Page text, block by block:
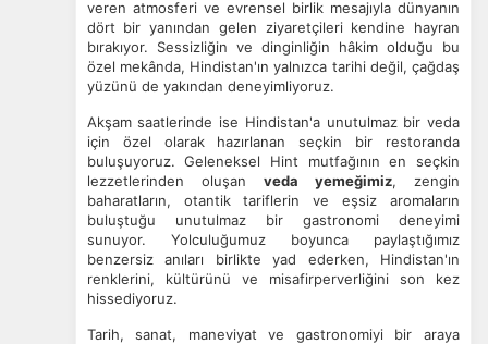
veren atmosferi ve evrensel birlik mesajıyla dünyanın
dört bir yanından gelen ziyaretçileri kendine hayran
bırakıyor. Sessizliğin ve dinginliğin hâkim olduğu bu
özel mekânda, Hindistan'ın yalnızca tarihi değil, çağdaş
yüzünü de yakından deneyimliyoruz.
Akşam saatlerinde ise Hindistan'a unutulmaz bir veda
için özel olarak hazırlanan seçkin bir restoranda
buluşuyoruz. Geleneksel Hint mutfağının en seçkin
lezzetlerinden oluşan veda yemeğimiz, zengin
baharatların, otantik tariflerin ve eşsiz aromaların
buluştuğu unutulmaz bir gastronomi deneyimi
sunuyor. Yolculuğumuz boyunca paylaştığımız
benzersiz anıları birlikte yad ederken, Hindistan'ın
renklerini, kültürünü ve misafirperverliğini son kez
hissediyoruz.
Tarih, sanat, maneviyat ve gastronomiyi bir araya